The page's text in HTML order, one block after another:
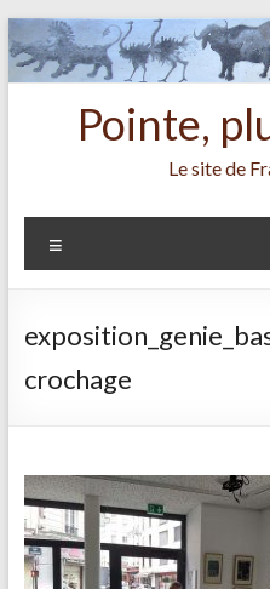
Aller
au
contenu
Pointe,
Le site de
crochage